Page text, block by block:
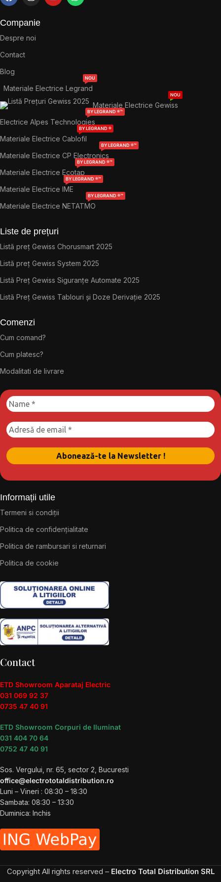
Companie
Despre noi
Contact
Blog
Materiale Electrice Legrand
NOU
Materiale Electrice Gewiss
NOU
Electrice Alpes Technologies
BY LEGRAND ®™
Materiale Electrice Cablofil
BY LEGRAND ®
Materiale Electrice CP Electronics
BY LEGRAND ®™
Materiale Electrice Ecotap
BY LEGRAND ®™
Materiale Electrice IME
BY LEGRAND ®™
Materiale Electrice NETATMO
BY LEGRAND ®™
Liste de prețuri
Listă preț Gewiss Chorusmart 2025
Listă preț Gewiss System 2025
Listă Preț Gewiss Siguranțe Automate 2025
Listă Preț Gewiss Tablouri și Doze Derivație 2025
Comenzi
Cum comand?
Cum platesc?
Modalitati de livrare
Informații utile
Termeni si condiții
Politica de confidențialitate
Politica de rambursari si returnari
Politica de cookie
Contact
ETD Showroom Aparataj Electric
031 069 92 37
0735 47 40 91
ETD Showroom Corpuri de Iluminat
031 404 70 64
0752 47 40 91
Sos. Vergului, nr. 65, sector 2, Bucuresti
office@electrototaldistribution.ro
Luni – Vineri : 08:30 – 18:30
Sambata: 08:30 – 13:30
Duminica: Inchis
Copyright All rights reserved – Electro Total Distribution SRL